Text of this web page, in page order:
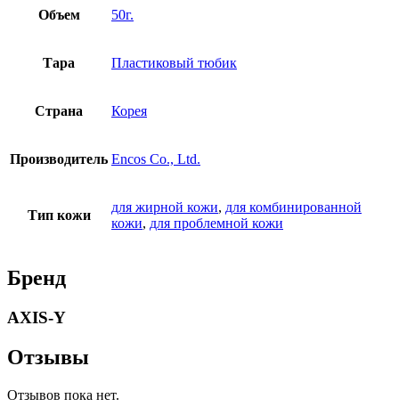
Объем 50г.
Тара Пластиковый тюбик
Страна Корея
Производитель Encos Co., Ltd.
Тип кожи
для жирной кожи, для комбинированной
кожи, для проблемной кожи
Бренд
AXIS-Y
Отзывы
Отзывов пока нет.